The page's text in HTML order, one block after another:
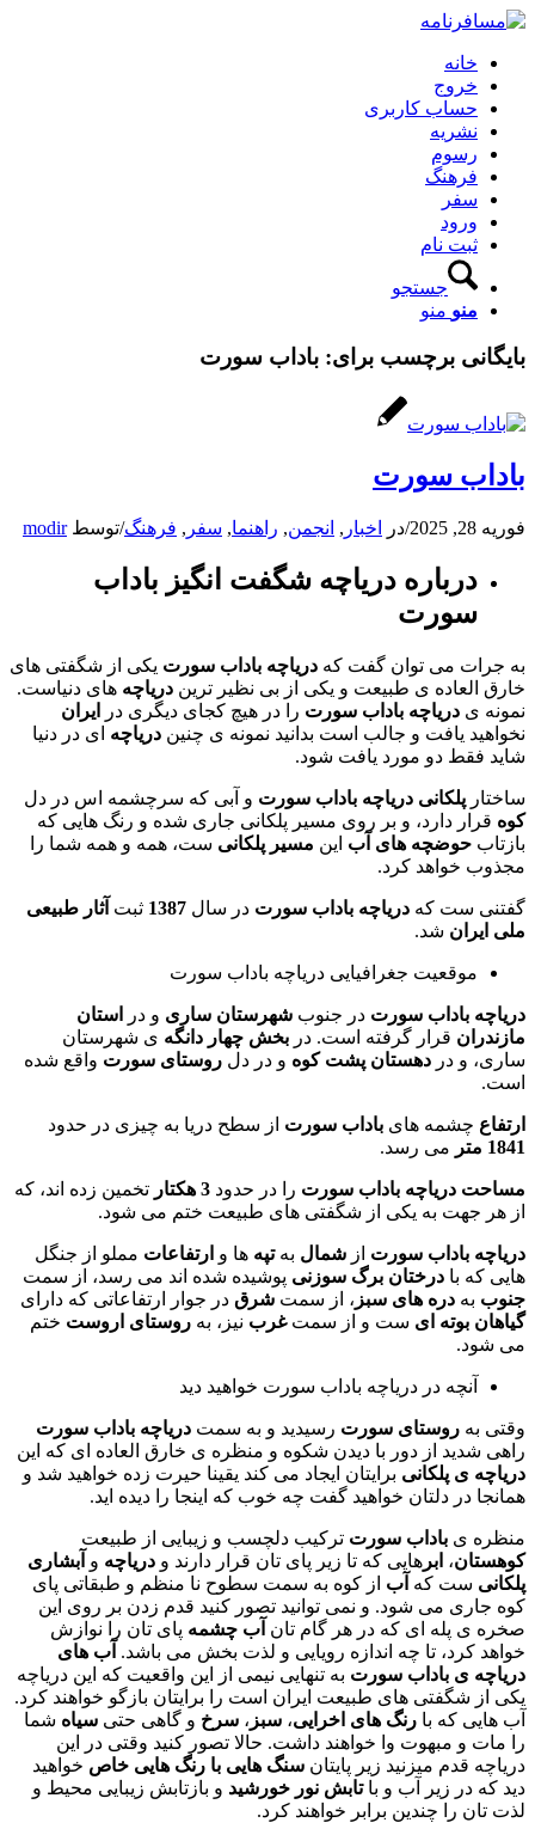
خانه
خروج
حساب کاربری
نشریه
رسوم
فرهنگ
سفر
ورود
ثبت نام
جستجو
منو منو
بایگانی برچسب برای: باداب سورت
باداب سورت
فوریه 28, 2025 /در اخبار , انجمن, راهنما, سفر , فرهنگ/توسطmodir
درباره دریاچه شگفت انگیز باداب
سورت
به جرات می توان گفت که دریاچه باداب سورت یکی از شگفتی های
خارق العاده ی طبیعت و یکی از بی نظیر ترین دریاچه های دنیاست.
نمونه ی دریاچه باداب سورت را در هیچ کجای دیگری در
ایران
نخواهید یافت و جالب است بدانید نمونه ی چنین دریاچه ای در دنیا
شاید فقط دو مورد یافت شود.
ساختار پلکانی دریاچه باداب سورت و آبی که سرچشمه اس در دل
کوه قرار دارد، و بر روی مسیر پلکانی جاری شده و رنگ هایی که
بازتاب حوضچه های آب این مسیر پلکانی ست، همه و همه شما را
مجذوب خواهد کرد.
گفتنی ست که دریاچه باداب سورت در سال 1387 ثبت آثار طبیعی
ملی ایران شد.
موقعیت جغرافیایی دریاچه باداب سورت
دریاچه باداب سورت در جنوب شهرستان ساری و در
استان
مازندران قرار گرفته است. در بخش چهار دانگه ی شهرستان
ساری، و در دهستان پشت کوه و در دل روستای سورت واقع شده
است.
ارتفاع چشمه های باداب سورت از سطح دریا به چیزی در حدود
1841 متر
می رسد.
مساحت دریاچه باداب سورت را در حدود 3 هکتار
تخمین زده اند، که
از هر جهت به یکی از شگفتی های طبیعت ختم می شود.
دریاچه باداب سورت از شمال بهتپه ها و ارتفاعات مملو از جنگل
هایی که با درختان برگ سوزنی پوشیده شده اند می رسد، از سمت
جنوب به دره های سبز ، از سمت شرق در جوار ارتفاعاتی که دارای
گیاهان بوته ای ست و از سمتغرب نیز، به روستای اروست ختم
می شود.
آنچه در دریاچه باداب سورت خواهید دید
وقتی به روستای سورت رسیدید و به سمت دریاچه باداب سورت
راهی شدید از دور با دیدن شکوه و منظره ی خارق العاده ای که این
دریاچه ی پلکانی برایتان ایجاد می کند یقینا حیرت زده خواهید شد و
همانجا در دلتان خواهید گفت چه خوب که اینجا را دیده اید.
منظره ی باداب سورت ترکیب دلچسب و زیبایی از طبیعت
کوهستان، ابر هایی که تا زیر پای تان قرار دارند و دریاچه و آبشاری
پلکانی ست که آب از کوه به سمت سطوح نا منظم و طبقاتی پای
کوه جاری می شود. و نمی توانید تصور کنید قدم زدن بر روی این
صخره ی پله ای که در هر گام تان آب چشمه پای تان را نوازش
خواهد کرد، تا چه اندازه رویایی و لذت بخش می باشد. آب های
دریاچه ی باداب سورت به تنهایی نیمی از این واقعیت که این دریاچه
یکی از شگفتی های طبیعت ایران است را برایتان بازگو خواهند کرد.
آب هایی که با رنگ های اخرایی، سبز ، سرخ و گاهی حتی سیاه شما
را مات و مبهوت وا خواهند داشت. حالا تصور کنید وقتی در این
دریاچه قدم میزنید زیر پایتان سنگ هایی با رنگ هایی خاص خواهید
دید که در زیر آب و باتابش نور خورشید و بازتابش زیبایی محیط و
لذت تان را چندین برابر خواهند کرد.